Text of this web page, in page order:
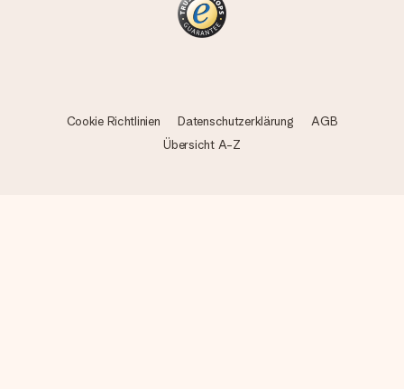
Cookie Richtlinien Datenschutzerklärung
AGB
Übersicht A-Z